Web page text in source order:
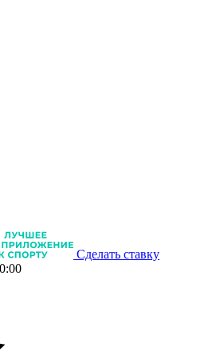
Сделать ставку